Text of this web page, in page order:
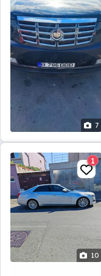
7
10
1